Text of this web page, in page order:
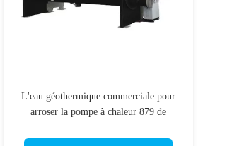
L'eau géothermique commerciale pour
arroser la pompe à chaleur 879 de